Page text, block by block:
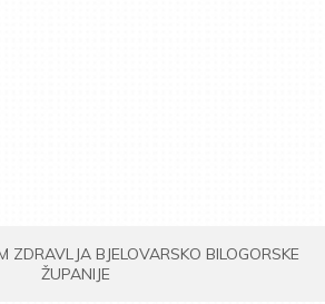
BJELOVARSKO BILOGORSKE
ŽUPANIJE